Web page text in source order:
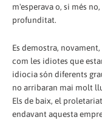
m'esperava o, si més
profunditat.
Es demostra,
com les idiotes que
idiocia són diferents
no arribaran mai molt
Els de baix, el
endavant aquesta